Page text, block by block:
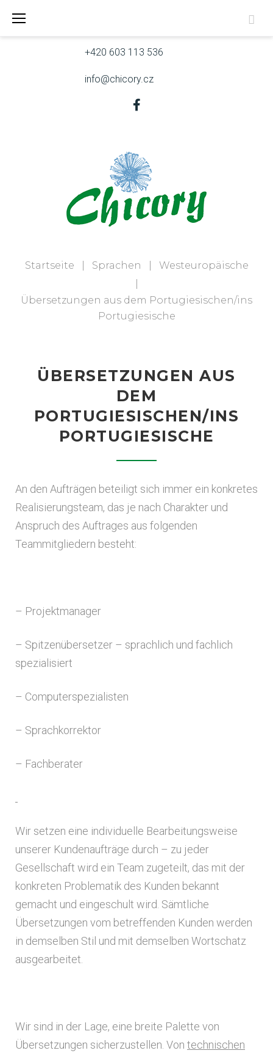
Inhalt
+420 603 113 536
info@chicory.cz
Startseite Sprachen
Westeuropäische
Übersetzungen aus dem Portugiesischen/ins
Portugiesische
ÜBERSETZUNGEN AUS
DEM
PORTUGIESISCHEN/INS
PORTUGIESISCHE
An den Aufträgen beteiligt sich immer ein konkretes
Realisierungsteam, das je nach Charakter und
Anspruch des Auftrages aus folgenden
Teammitgliedern besteht:
– Projektmanager
– Spitzenübersetzer – sprachlich und fachlich
spezialisiert
– Computerspezialisten
– Sprachkorrektor
– Fachberater
Wir setzen eine individuelle Bearbeitungsweise
unserer Kundenaufträge durch – zu jeder
Gesellschaft wird ein Team zugeteilt, das mit der
konkreten Problematik des Kunden bekannt
gemacht und eingeschult wird. Sämtliche
Übersetzungen vom betreffenden Kunden werden
in demselben Stil und mit demselben Wortschatz
ausgearbeitet.
Wir sind in der Lage, eine breite Palette von
Übersetzungen sicherzustellen. Von technischen